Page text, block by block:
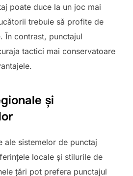
poate duce la un joc mai
trebuie să profite de
În contrast, punctajul
tactici mai conservatoare
și
ale sistemelor de punctaj
locale și stilurile de
țări pot prefera punctajul